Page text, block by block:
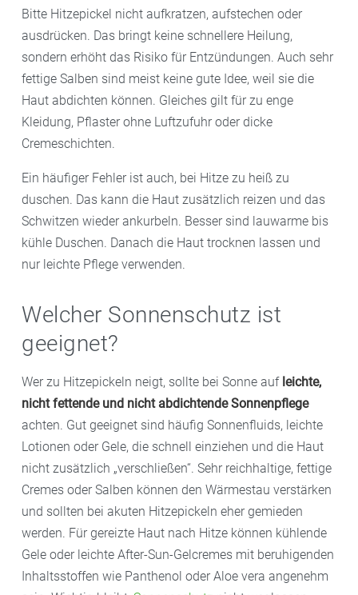
Bitte Hitzepickel nicht aufkratzen, aufstechen oder
ausdrücken. Das bringt keine schnellere Heilung,
sondern erhöht das Risiko für Entzündungen. Auch sehr
fettige Salben sind meist keine gute Idee, weil sie die
Haut abdichten können. Gleiches gilt für zu enge
Kleidung, Pflaster ohne Luftzufuhr oder dicke
Cremeschichten.
Ein häufiger Fehler ist auch, bei Hitze zu heiß zu
duschen. Das kann die Haut zusätzlich reizen und das
Schwitzen wieder ankurbeln. Besser sind lauwarme bis
kühle Duschen. Danach die Haut trocknen lassen und
nur leichte Pflege verwenden.
Welcher Sonnenschutz ist
geeignet?
Wer zu Hitzepickeln neigt, sollte bei Sonne auf leichte,
nicht fettende und nicht abdichtende Sonnenpflege
achten. Gut geeignet sind häufig Sonnenfluids, leichte
Lotionen oder Gele, die schnell einziehen und die Haut
nicht zusätzlich „verschließen“. Sehr reichhaltige, fettige
Cremes oder Salben können den Wärmestau verstärken
und sollten bei akuten Hitzepickeln eher gemieden
werden. Für gereizte Haut nach Hitze können kühlende
Gele oder leichte After-Sun-Gelcremes mit beruhigenden
Inhaltsstoffen wie Panthenol oder Aloe vera angenehm